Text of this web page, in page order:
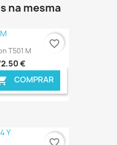
na mesma
T501 M
€
COMPRAR
€ ONLINE
favorite_border